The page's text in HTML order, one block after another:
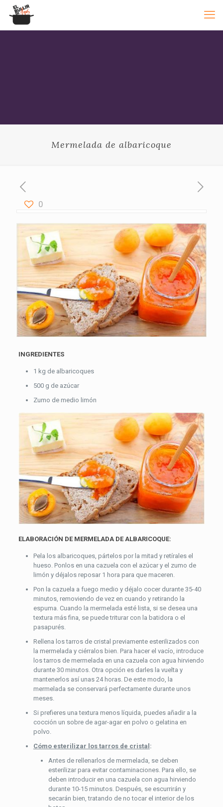
Mermelada de albaricoque
0
INGREDIENTES
1 kg de albaricoques
500 g de azúcar
Zumo de medio limón
ELABORACIÓN DE MERMELADA DE ALBARICOQUE:
Pela los albaricoques, pártelos por la mitad y retírales el
hueso. Ponlos en una cazuela con el azúcar y el zumo de
limón y déjalos reposar 1 hora para que maceren.
Pon la cazuela a fuego medio y déjalo cocer durante 35-40
minutos, removiendo de vez en cuando y retirando la
espuma. Cuando la mermelada esté lista, si se desea una
textura más fina, se puede triturar con la batidora o el
pasapurés.
Rellena los tarros de cristal previamente esterilizados con
la mermelada y ciérralos bien. Para hacer el vacío, introduce
los tarros de mermelada en una cazuela con agua hirviendo
durante 30 minutos. Otra opción es darles la vuelta y
mantenerlos así unas 24 horas. De este modo, la
mermelada se conservará perfectamente durante unos
meses.
Si prefieres una textura menos líquida, puedes añadir a la
cocción un sobre de agar-agar en polvo o gelatina en
polvo.
Cómo esterilizar los tarros de cristal :
Antes de rellenarlos de mermelada, se deben
esterilizar para evitar contaminaciones. Para ello, se
deben introducir en una cazuela con agua hirviendo
durante 10-15 minutos. Después, se escurrirán y
secarán bien, tratando de no tocar el interior de los